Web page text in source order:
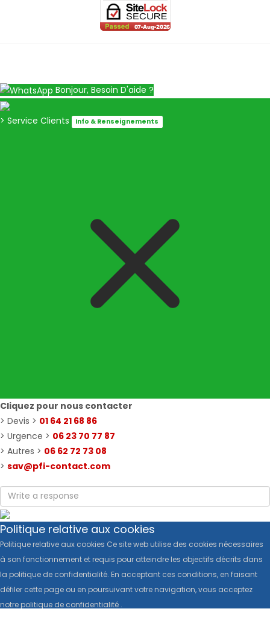
Bonjour, Besoin D'aide ?
> Service Clients Info & Renseignements
Cliquez pour nous contacter
> Devis > 01 64 21 68 86
> Urgence > 06 23 70 77 87
> Autres > 06 62 72 73 08
> sav@pfi-contact.com
Politique relative aux cookies
Politique relative aux cookies Ce site web utilise des cookies nécessaires
à son fonctionnement et requis pour atteindre les objectifs décrits dans
la politique de confidentialité. En acceptant ces conditions, en faisant
défiler cette page ou en poursuivant votre navigation, vous acceptez
notre politique de confidentialité .